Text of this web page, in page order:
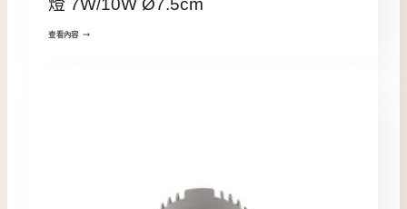
燈 7W/10W Ø7.5cm
查看內容